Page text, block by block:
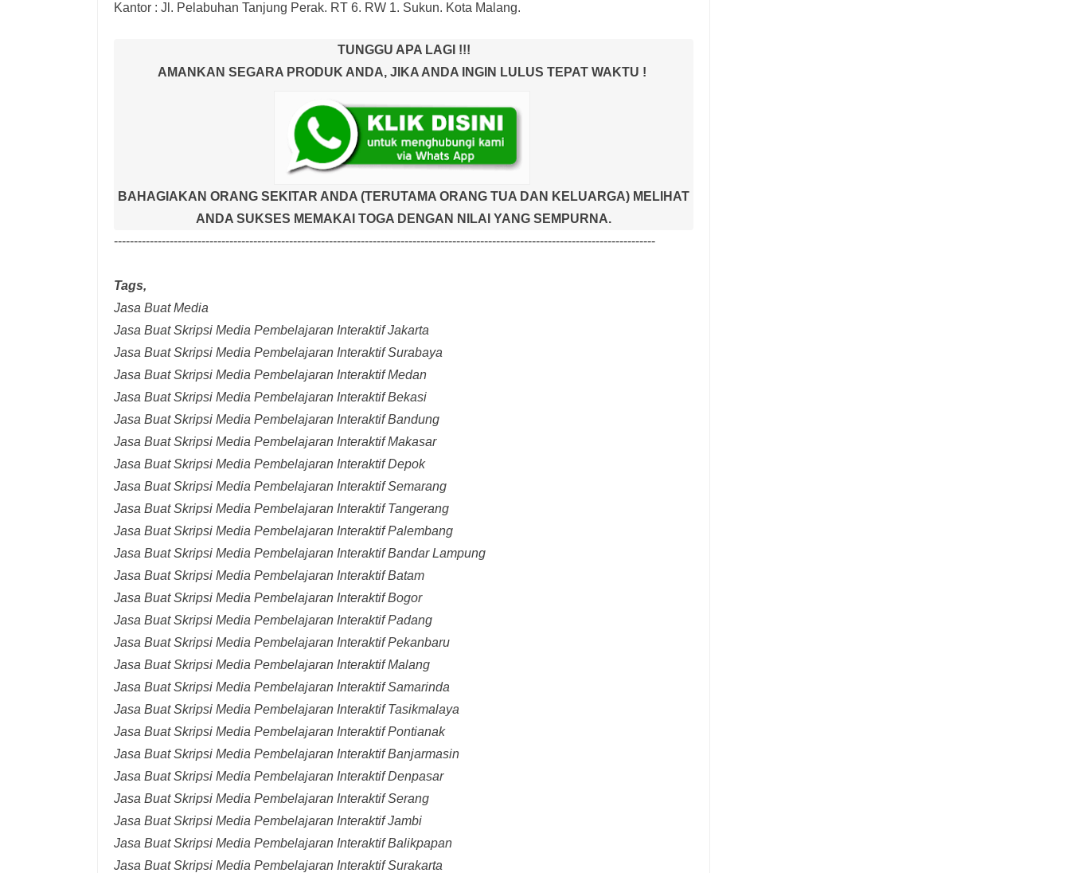
Kantor : Jl. Pelabuhan Tanjung Perak. RT 6. RW 1. Sukun. Kota Malang.
TUNGGU APA LAGI !!!
AMANKAN SEGARA PRODUK ANDA, JIKA ANDA INGIN LULUS TEPAT WAKTU !
BAHAGIAKAN ORANG SEKITAR ANDA (TERUTAMA ORANG TUA DAN KELUARGA) MELIHAT
ANDA SUKSES MEMAKAI TOGA DENGAN NILAI YANG SEMPURNA.
----------------------------------------------------------------------------------------------------------------------------------------
Tags,
Jasa Buat Media
Jasa Buat Skripsi Media Pembelajaran Interaktif Jakarta
Jasa Buat Skripsi Media Pembelajaran Interaktif Surabaya
Jasa Buat Skripsi Media Pembelajaran Interaktif Medan
Jasa Buat Skripsi Media Pembelajaran Interaktif Bekasi
Jasa Buat Skripsi Media Pembelajaran Interaktif Bandung
Jasa Buat Skripsi Media Pembelajaran Interaktif Makasar
Jasa Buat Skripsi Media Pembelajaran Interaktif Depok
Jasa Buat Skripsi Media Pembelajaran Interaktif Semarang
Jasa Buat Skripsi Media Pembelajaran Interaktif Tangerang
Jasa Buat Skripsi Media Pembelajaran Interaktif Palembang
Jasa Buat Skripsi Media Pembelajaran Interaktif Bandar Lampung
Jasa Buat Skripsi Media Pembelajaran Interaktif Batam
Jasa Buat Skripsi Media Pembelajaran Interaktif Bogor
Jasa Buat Skripsi Media Pembelajaran Interaktif Padang
Jasa Buat Skripsi Media Pembelajaran Interaktif Pekanbaru
Jasa Buat Skripsi Media Pembelajaran Interaktif Malang
Jasa Buat Skripsi Media Pembelajaran Interaktif Samarinda
Jasa Buat Skripsi Media Pembelajaran Interaktif Tasikmalaya
Jasa Buat Skripsi Media Pembelajaran Interaktif Pontianak
Jasa Buat Skripsi Media Pembelajaran Interaktif Banjarmasin
Jasa Buat Skripsi Media Pembelajaran Interaktif Denpasar
Jasa Buat Skripsi Media Pembelajaran Interaktif Serang
Jasa Buat Skripsi Media Pembelajaran Interaktif Jambi
Jasa Buat Skripsi Media Pembelajaran Interaktif Balikpapan
Jasa Buat Skripsi Media Pembelajaran Interaktif Surakarta